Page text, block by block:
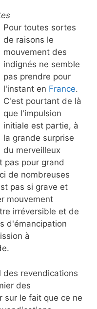
Pour toutes sortes
de raisons le
mouvement des
indignés ne semble
pas prendre pour
l'instant en France.
C'est pourtant de là
que l'impulsion
initiale est partie, à
la grande surprise
du merveilleux
pas pour grand
de nombreuses
pas si grave et
mouvement
irréversible et de
d'émancipation
à
des revendications
des
sur le fait que ce ne